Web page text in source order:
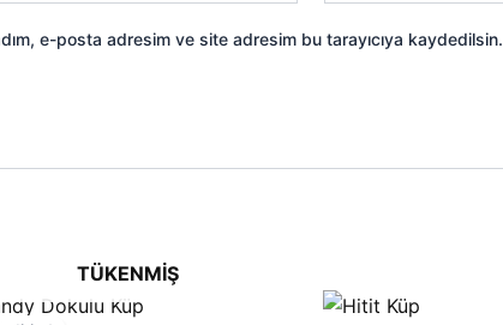
e-posta adresim ve site adresim bu tarayıcıya kaydedilsin.
TÜKENMIŞ